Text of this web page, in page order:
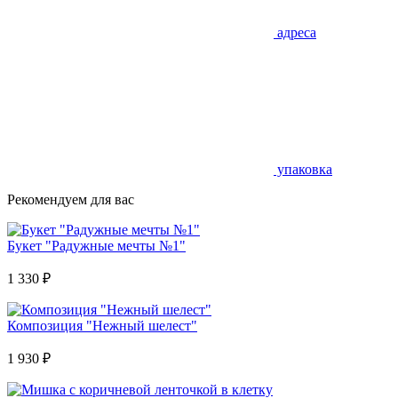
адреса
упаковка
Рекомендуем для вас
Букет "Радужные мечты №1"
1 330 ₽
Композиция "Нежный шелест"
1 930 ₽